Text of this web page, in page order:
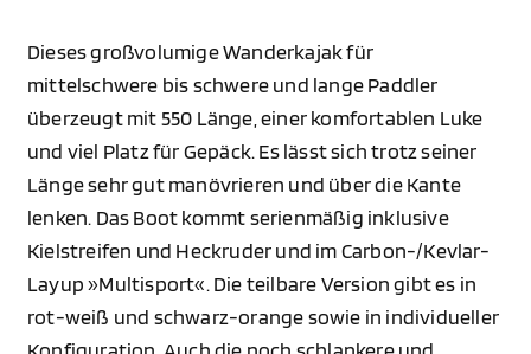
Dieses großvolumige Wanderkajak für
mittelschwere bis schwere und lange Paddler
überzeugt mit 550 Länge, einer komfortablen Luke
und viel Platz für Gepäck. Es lässt sich trotz seiner
Länge sehr gut manövrieren und über die Kante
lenken. Das Boot kommt serienmäßig inklusive
Kielstreifen und Heckruder und im Carbon-/Kevlar-
Layup »Multisport«. Die teilbare Version gibt es in
rot-weiß und schwarz-orange sowie in individueller